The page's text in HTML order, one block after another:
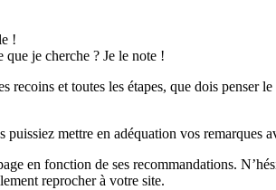
!
je cherche ? Je le note !
et toutes les étapes, que dois penser
mettre en adéquation vos remarques
en fonction de ses recommandations.
reprocher à votre site.